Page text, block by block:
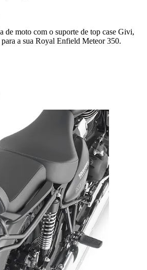
de moto com o suporte de top case Givi,
a sua Royal Enfield Meteor 350.